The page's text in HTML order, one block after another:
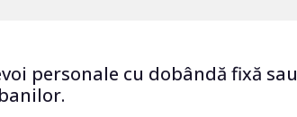
personale cu dobândă fixă sau